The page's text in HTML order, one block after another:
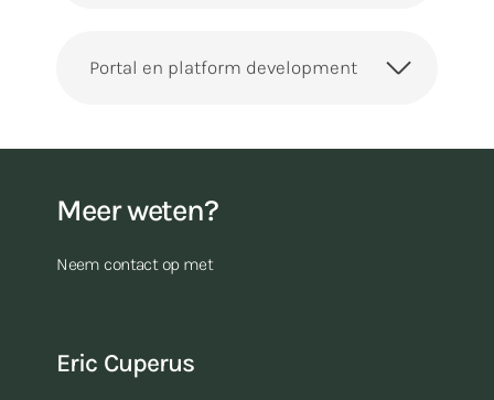
Portal en platform development
Meer weten?
Neem contact op met
Eric Cuperus